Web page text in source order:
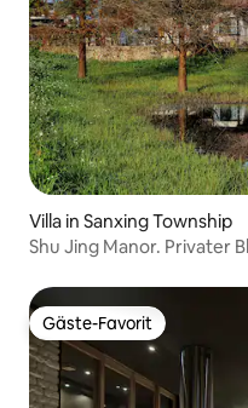
Villa in Sanxing Township
Shu Jing Manor. Privater
Gäste-Favorit
Gäste-Favorit